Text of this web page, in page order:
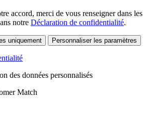
accord, merci de vous renseigner dans les
notre Déclaration de confidentialité.
uniquement Personnaliser les paramètres
des données personnalisés
Match